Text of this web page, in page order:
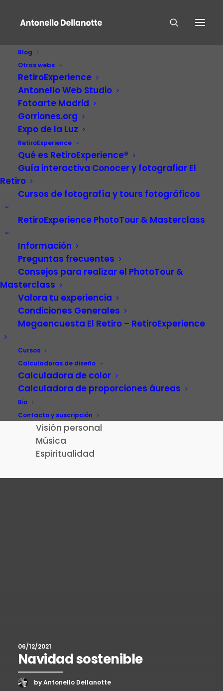
Blog
Otras webs
RetiroExperience
Antonello Web Studio
Fotoarte Madrid
Gorriones.org
Expo de la Luz
RetiroExperience
Qué es RetiroExperience®
Guía interactiva Conocer y fotografiar El
Retiro
Cursos de fotografía y tours fotográficos
RetiroExperience PhotoTour & Masterclass
Información
Preguntas frecuentes
Consejos para realizar el PhotoTour &
Masterclass
Valora tu experiencia
Condiciones Generales
Megaencuesta El Retiro – RetiroExperience
Cursos
Calculadoras de diseño
Calculadora de color
Calculadora de proporciones áureas
Bio
Contacto y suscripción
Naturaleza
Carrera profesional
Fotografía
Patrimonio cultural
Paisaje de la Luz
El Retiro – RetiroExperience
Visión personal
Música
Espiritualidad
06/12/2021
Navidad sostenible
by Antonello Dellanotte